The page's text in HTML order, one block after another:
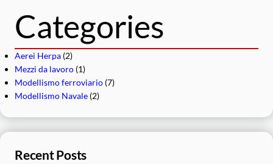
Categories
Aerei Herpa (2)
Mezzi da lavoro (1)
Modellismo ferroviario (7)
Modellismo Navale (2)
Recent Posts